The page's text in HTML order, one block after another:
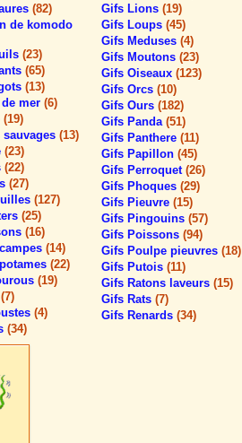
(82)
de komodo
(23)
(65)
(13)
mer (6)
(19)
(13)
(23)
(22)
(27)
(127)
(25)
(16)
(14)
(22)
(19)
(7)
(4)
(34)
Gifs Lions (19)
Gifs Loups (45)
Gifs Meduses (4)
Gifs Moutons (23)
Gifs Oiseaux (123)
Gifs Orcs (10)
Gifs Ours (182)
Gifs Panda (51)
Gifs Panthere (11)
Gifs Papillon (45)
Gifs Perroquet (26)
Gifs Phoques (29)
Gifs Pieuvre (15)
Gifs Pingouins (57)
Gifs Poissons (94)
Gifs Poulpe pieuvres (18)
Gifs Putois (11)
Gifs Ratons laveurs (15)
Gifs Rats (7)
Gifs Renards (34)